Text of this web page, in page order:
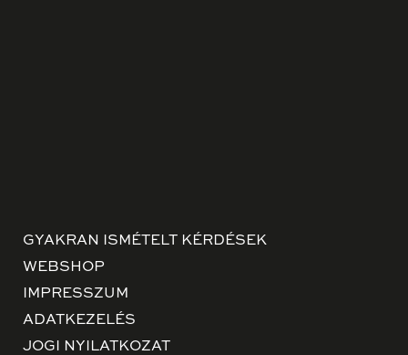
GYAKRAN ISMÉTELT KÉRDÉSEK
WEBSHOP
IMPRESSZUM
ADATKEZELÉS
JOGI NYILATKOZAT